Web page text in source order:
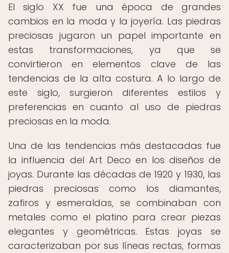
El siglo XX fue una época de grandes
cambios en la moda y la joyería. Las piedras
preciosas jugaron un papel importante en
estas transformaciones, ya que se
convirtieron en elementos clave de las
tendencias de la alta costura. A lo largo de
este siglo, surgieron diferentes estilos y
preferencias en cuanto al uso de piedras
preciosas en la moda.
Una de las tendencias más destacadas fue
la influencia del Art Deco en los diseños de
joyas. Durante las décadas de 1920 y 1930, las
piedras preciosas como los diamantes,
zafiros y esmeraldas, se combinaban con
metales como el platino para crear piezas
elegantes y geométricas. Estas joyas se
caracterizaban por sus líneas rectas, formas